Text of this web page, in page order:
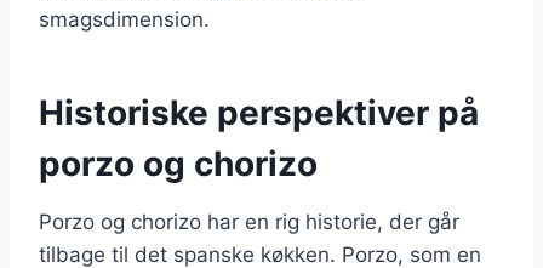
smagsdimension.
Historiske perspektiver på
porzo og chorizo
Porzo og chorizo har en rig historie, der går
tilbage til det spanske køkken. Porzo, som en